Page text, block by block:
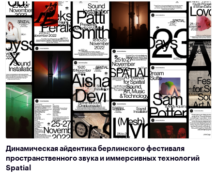
Динамическая айдентика берлинского фестиваля
пространственного звука и иммерсивных технологий
Spatial